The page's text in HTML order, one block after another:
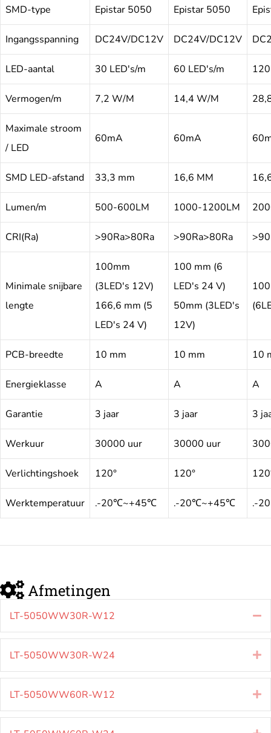
SMD-type Epistar 5050 Epistar 5050
Ingangsspanning DC24V/DC12V DC24V/DC12V
LED-aantal 30 LED's/m 60 LED's/m
Vermogen/m 7,2 W/M 14,4 W/M
Maximale stroom
/ LED
60mA 60mA
SMD LED-afstand 33,3 mm 16,6 MM
Lumen/m 500-600LM 1000-1200LM
CRI(Ra) >90Ra>80Ra >90Ra>80Ra
Minimale snijbare
lengte
100mm
(3LED's 12V)
166,6 mm (5
LED's 24 V)
100 mm (6
LED's 24 V)
50mm (3LED's
12V)
PCB-breedte 10 mm 10 mm 10
Energieklasse A A A
Garantie 3 jaar 3 jaar 3
Werkuur 30000 uur 30000 uur
Verlichtingshoek 120° 120°
Werktemperatuur .-20℃~+45℃ .-20℃~+45℃ .-
Afmetingen
LT-5050WW30R-W12
LT-5050WW30R-W24
LT-5050WW60R-W12